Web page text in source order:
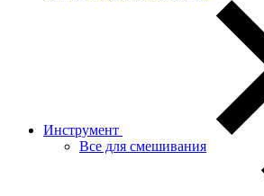
Инструмент
Все для смешивания